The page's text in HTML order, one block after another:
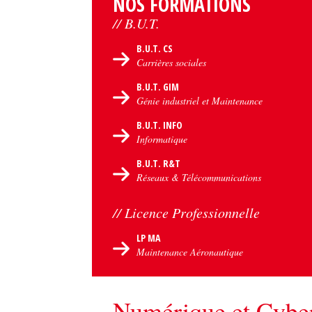
// B.U.T.
B.U.T. CS
Carrières sociales
B.U.T. GIM
Génie industriel et Maintenance
B.U.T. INFO
Informatique
B.U.T. R&T
Réseaux & Télécommunications
// Licence Professionnelle
LP MA
Maintenance Aéronautique